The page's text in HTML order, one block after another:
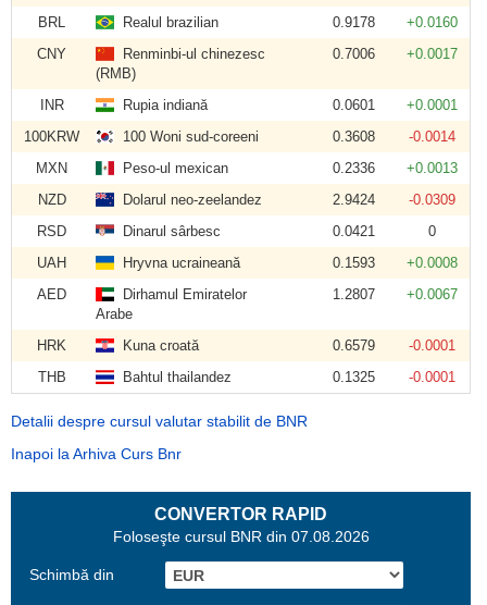
BRL
Realul brazilian 0.9178
+0.0160
CNY
Renminbi-ul chinezesc
(RMB)
0.7006 +0.0017
INR Rupia indiană 0.0601
+0.0001
100KRW
100 Woni sud-coreeni 0.3608
-0.0014
MXN
Peso-ul mexican 0.2336
+0.0013
NZD
Dolarul neo-zeelandez 2.9424
-0.0309
RSD
Dinarul sârbesc 0.0421
0
UAH
Hryvna ucraineană 0.1593
+0.0008
AED
Dirhamul Emiratelor
Arabe
1.2807 +0.0067
HRK Kuna croată 0.6579
-0.0001
THB
Bahtul thailandez 0.1325 -0.0001
Detalii despre cursul valutar stabilit de BNR
Inapoi la Arhiva Curs Bnr
CONVERTOR RAPID
Foloseşte cursul BNR din 07.08.2026
Schimbă din